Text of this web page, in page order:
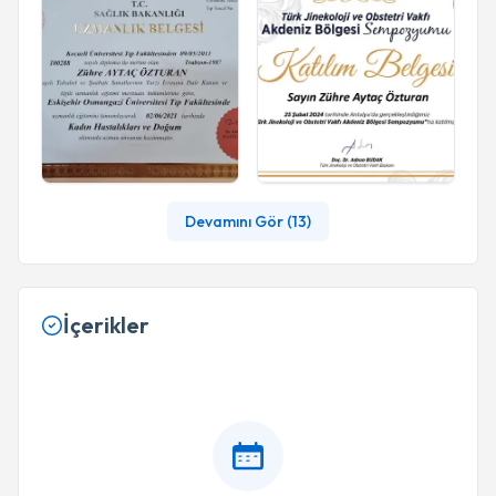
Tekrar doğurabilirim dedirtecek bir doktor kadın
hastalıkları konusunda bir daha doktor arayışım
olmayacaktır. Nerede olursada bulmaya
çalışırım. Hep güzel günleri olsun kıymetini bilen,
güzel hastaları olsun. Allah razı olsun canım
doktorumdan aklımda hep güzel kalacak😊
Devamını Gör (13)
İçerikler